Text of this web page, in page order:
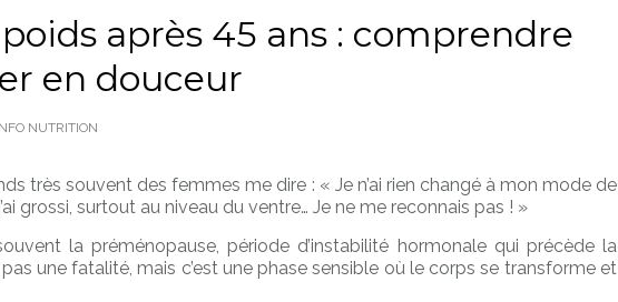
après 45 ans : comprendre
en douceur
NUTRITION
très souvent des femmes me dire : « Je n’ai rien changé à mon mode de
grossi, surtout au niveau du ventre… Je ne me reconnais pas ! »
la préménopause, période d’instabilité hormonale qui précède la
une fatalité, mais c’est une phase sensible où le corps se transforme et